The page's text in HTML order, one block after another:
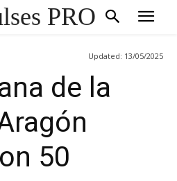
PRO
Updated: 13/05/2025
de la
50